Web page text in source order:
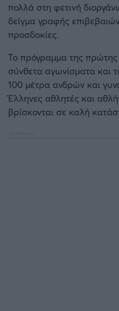
Καλαμάτα
Ηρακλής
Μπαρτσελόνα
Ρεάλ Μαδρίτης
Ατλέτικο Μαδρίτης
πολλά στη φετινή
δείγμα γραφής
προσδοκίες.
Το πρόγραμμα της
σύνθετα αγωνίσματα και
100 μέτρα ανδρών και
Έλληνες αθλητές και
βρίσκονται σε καλή